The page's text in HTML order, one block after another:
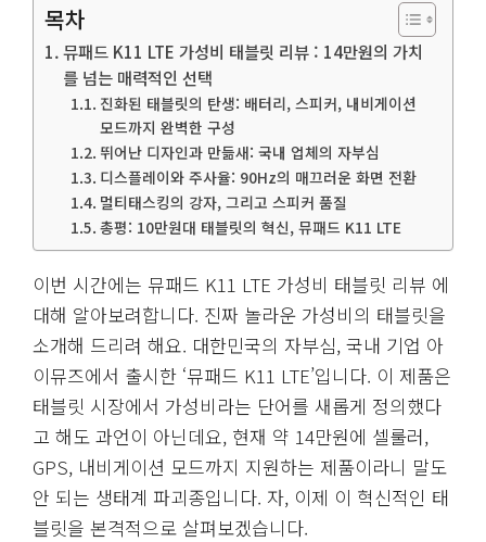
목차
뮤패드 K11 LTE 가성비 태블릿 리뷰 : 14만원의 가치
를 넘는 매력적인 선택
진화된 태블릿의 탄생: 배터리, 스피커, 내비게이션
모드까지 완벽한 구성
뛰어난 디자인과 만듦새: 국내 업체의 자부심
디스플레이와 주사율: 90Hz의 매끄러운 화면 전환
멀티태스킹의 강자, 그리고 스피커 품질
총평: 10만원대 태블릿의 혁신, 뮤패드 K11 LTE
이번 시간에는 뮤패드 K11 LTE 가성비 태블릿 리뷰 에
대해 알아보려합니다. 진짜 놀라운 가성비의 태블릿을
소개해 드리려 해요. 대한민국의 자부심, 국내 기업 아
이뮤즈에서 출시한 ‘뮤패드 K11 LTE’입니다. 이 제품은
태블릿 시장에서 가성비라는 단어를 새롭게 정의했다
고 해도 과언이 아닌데요, 현재 약 14만원에 셀룰러,
GPS, 내비게이션 모드까지 지원하는 제품이라니 말도
안 되는 생태계 파괴종입니다. 자, 이제 이 혁신적인 태
블릿을 본격적으로 살펴보겠습니다.